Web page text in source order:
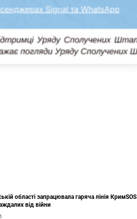
області запрацювала гаряча лінія КримSOS
від війни